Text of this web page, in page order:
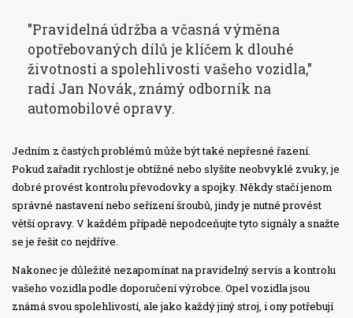
"Pravidelná údržba a včasná výměna
opotřebovaných dílů je klíčem k dlouhé
životnosti a spolehlivosti vašeho vozidla,"
radí Jan Novák, známý odborník na
automobilové opravy.
Jedním z častých problémů může být také nepřesné řazení.
Pokud zařadit rychlost je obtížné nebo slyšíte neobvyklé zvuky, je
dobré provést kontrolu převodovky a spojky. Někdy stačí jenom
správné nastavení nebo seřízení šroubů, jindy je nutné provést
větší opravy. V každém případě nepodceňujte tyto signály a snažte
se je řešit co nejdříve.
Nakonec je důležité nezapomínat na pravidelný servis a kontrolu
vašeho vozidla podle doporučení výrobce. Opel vozidla jsou
známá svou spolehlivostí, ale jako každý jiný stroj, i ony potřebují